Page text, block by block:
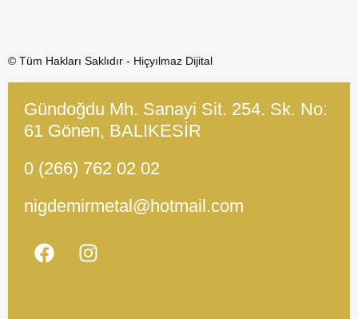
© Tüm Hakları Saklıdır - Hiçyılmaz Dijital
Gündoğdu Mh. Sanayi Sit. 254. Sk. No:
61 Gönen, BALIKESİR
0 (266) 762 02 02
nigdemirmetal@hotmail.com